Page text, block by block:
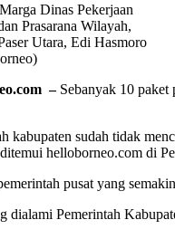
Dinas Pekerjaan
Prasarana Wilayah,
Utara, Edi Hasmoro
–Sebanyak 10 paket
kabupaten sudah tidak
helloborneo.com di
pusat yang
dialami Pemerintah